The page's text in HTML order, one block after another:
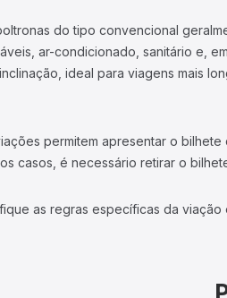
do tipo convencional
ar-condicionado, sanitário e,
ideal para viagens mais
permitem apresentar o
casos, é necessário retirar o
as regras específicas da